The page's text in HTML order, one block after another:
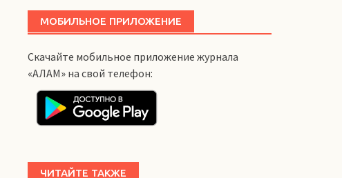
МОБИЛЬНОЕ ПРИЛОЖЕНИЕ
Скачайте мобильное приложение журнала
«АЛАМ» на свой телефон:
ЧИТАЙТЕ ТАКЖЕ